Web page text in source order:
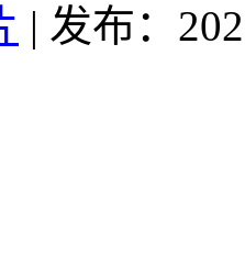
| 发布：